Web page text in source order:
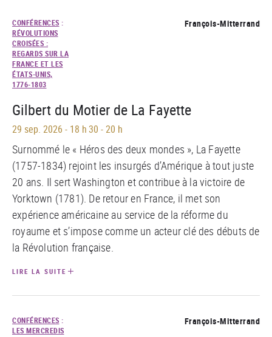
CONFÉRENCES :
RÉVOLUTIONS
CROISÉES :
REGARDS SUR LA
FRANCE ET LES
ÉTATS-UNIS,
1776-1803
François-Mitterrand
Gilbert du Motier de La Fayette
29 sep. 2026 - 18 h 30 - 20 h
Surnommé le « Héros des deux mondes », La Fayette
(1757-1834) rejoint les insurgés d’Amérique à tout juste
20 ans. Il sert Washington et contribue à la victoire de
Yorktown (1781). De retour en France, il met son
expérience américaine au service de la réforme du
royaume et s’impose comme un acteur clé des débuts de
la Révolution française.
LIRE LA SUITE
CONFÉRENCES :
LES MERCREDIS
François-Mitterrand